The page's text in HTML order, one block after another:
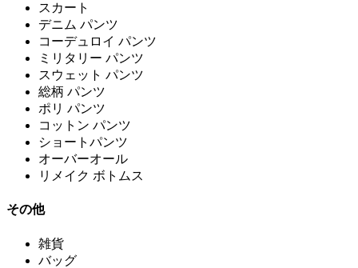
スカート
デニム パンツ
コーデュロイ パンツ
ミリタリー パンツ
スウェット パンツ
総柄 パンツ
ポリ パンツ
コットン パンツ
ショートパンツ
オーバーオール
リメイク ボトムス
その他
雑貨
バッグ